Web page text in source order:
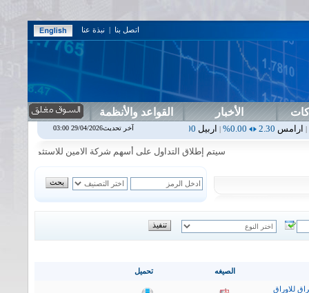
اتصل بنا | نبذة عنا
الأخبار القواعد والأنظمة
|اربيل 0.00
|اس بنك 0.00%
|اسفنج1.87
سيتم إطلاق التداول على أسهم شركة الامين للاستثمار المالي في
تحميل الصيغه
للاوراق